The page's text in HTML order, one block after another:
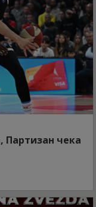
Партизан чека